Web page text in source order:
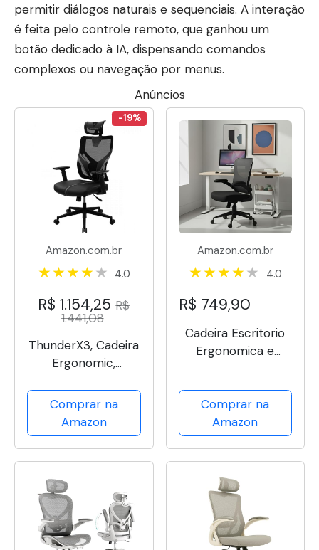
permitir diálogos naturais e sequenciais. A interação
é feita pelo controle remoto, que ganhou um
botão dedicado à IA, dispensando comandos
complexos ou navegação por menus.
Anúncios
-19%
Amazon.com.br
4.0
R$ 1.154,25R$
1.441,08
ThunderX3, Cadeira
Ergonomic,
Comprar na
Amazon
Amazon.com.br
4.0
R$ 749,90
Cadeira Escritorio
Ergonomica e
Vita com
revestimento Mesh
Spandex+Tecido
Softex, braço
retrátil até
90º,Espuma
Injetada,
Certificada...
Comprar na
Amazon